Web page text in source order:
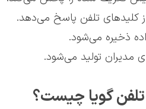
کلیدهای تلفن پاسخ می‌دهد.
ذخیره می‌شود.
مدیران تولید می‌شود.
گویا چیست؟